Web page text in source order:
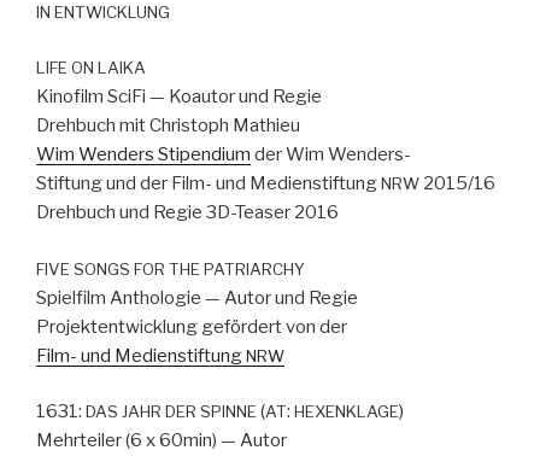
IN ENTWICKLUNG
LIFE ON LAIKA
Kinofilm Sci­Fi — Koau­tor und Regie
Drehbuch mit Christoph Math­ieu
Wim Wen­ders Stipendi­um der Wim Wen­ders-
Stiftung und der Film- und Medi­en­s­tiftungNRW 2015/16
Drehbuch und Regie 3D-Teas­er 2016
FIVE SONGS FOR THE PATRIARCHY
Spielfilm Antholo­gie — Autor und Regie
Pro­jek­ten­twick­lung gefördert von der
Film- und Medi­en­s­tiftungNRW
1631: DAS JAHR DER SPINNE (AT: HEXENKLAGE)
Mehrteil­er (6 x 60min) — Autor